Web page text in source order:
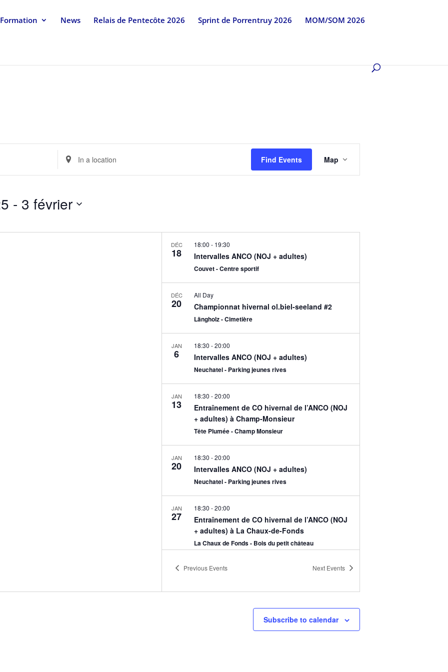
Formation News Relais de Pentecôte 2026 Sprint de Porrentruy 2026 MOM/SOM 2026
Enter
Location.
Search
Events
by
Find Events
Event
Views
Navigation
Map
- 3 février
DÉC
18
18:00- 19:30
Intervalles ANCO (NOJ + adultes)
Couvet - Centre sportif
DÉC
20
All Day
Championnat hivernal ol.biel-seeland #2
Längholz - Cimetière
JAN
6
18:30-20:00
Intervalles ANCO (NOJ + adultes)
Neuchatel - Parking jeunes rives
JAN
13
18:30-20:00
Entraînement de CO hivernal de l’ANCO (NOJ
+ adultes) à Champ-Monsieur
Tête Plumée - Champ Monsieur
JAN
20
18:30-20:00
Intervalles ANCO (NOJ + adultes)
Neuchatel - Parking jeunes rives
JAN
27
18:30-20:00
Entraînement de CO hivernal de l’ANCO (NOJ
+ adultes) à La Chaux-de-Fonds
La Chaux de Fonds - Bois du petit château
JAN 18:30-20:00
Dombresson, Sous les Vergers
Championnat hivernal ol.biel-seeland #3
Previous Events Next Events
Subscribe to calendar